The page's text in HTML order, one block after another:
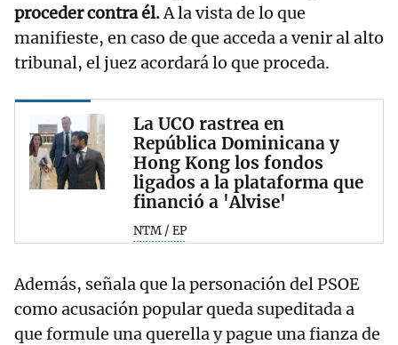
proceder contra él.A la vista de lo que
manifieste, en caso de que acceda a venir al alto
tribunal, el juez acordará lo que proceda.
La UCO rastrea en
República Dominicana y
Hong Kong los fondos
ligados a la plataforma que
financió a 'Alvise'
NTM / EP
Además, señala que la personación del PSOE
como acusación popular queda supeditada a
que formule una querella y pague una fianza de